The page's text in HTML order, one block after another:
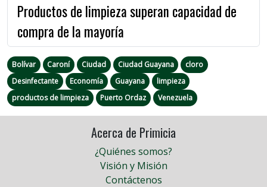
Productos de limpieza superan capacidad de
compra de la mayoría
Bolívar Caroní Ciudad Ciudad Guayana
cloro
Desinfectante
Economía Guayana
limpieza
productos de limpieza
Puerto Ordaz Venezuela
Acerca de Primicia
¿Quiénes somos?
Visión y Misión
Contáctenos